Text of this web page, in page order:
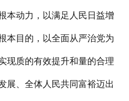
本动力，以满足人民日益增
本目的，以全面从严治党为
现质的有效提升和量的合理
展、全体人民共同富裕迈出